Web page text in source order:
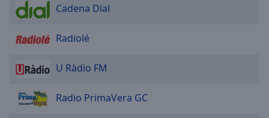
Cadena Dial
Radiolé
U Ràdio FM
Radio PrimaVera GC